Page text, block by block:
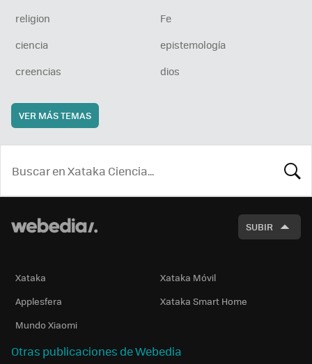
religion
Fe
ciencia
epistemología
creencias
dios
VER MÁS TEMAS
SUBIR
Xataka
Xataka Móvil
Applesfera
Xataka Smart Home
Mundo Xiaomi
Otras publicaciones de Webedia